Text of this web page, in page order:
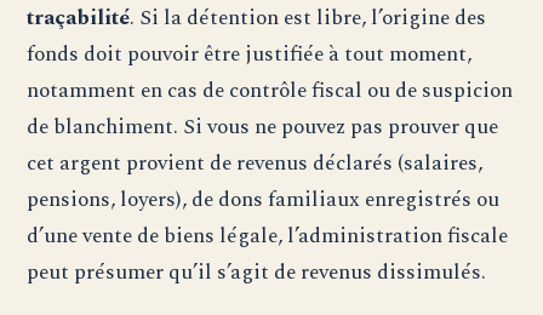
traçabilité. Si la détention est libre, l’origine des
fonds doit pouvoir être justifiée à tout moment,
notamment en cas de contrôle fiscal ou de suspicion
de blanchiment. Si vous ne pouvez pas prouver que
cet argent provient de revenus déclarés (salaires,
pensions, loyers), de dons familiaux enregistrés ou
d’une vente de biens légale, l’administration fiscale
peut présumer qu’il s’agit de revenus dissimulés.